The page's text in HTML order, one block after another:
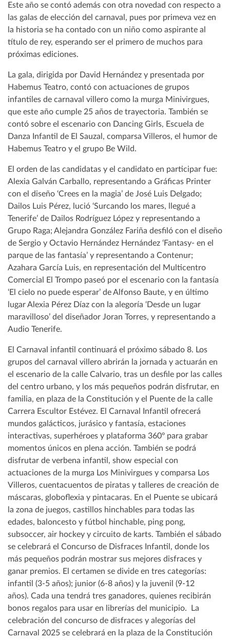
Este año se contó además con otra novedad con respecto a
las galas de elección del carnaval, pues por primeva vez en
la historia se ha contado con un niño como aspirante al
título de rey, esperando ser el primero de muchos para
próximas ediciones.
La gala, dirigida por David Hernández y presentada por
Habemus Teatro, contó con actuaciones de grupos
infantiles de carnaval villero como la murga Minivirgues,
que este año cumple 25 años de trayectoria. También se
contó sobre el escenario con Dancing Girls, Escuela de
Danza Infantil de El Sauzal, comparsa Villeros, el humor de
Habemus Teatro y el grupo Be Wild.
El orden de las candidatas y el candidato en participar fue:
Alexia Galván Carballo, representando a Gráficas Printer
con el diseño ‘Crees en la magia’ de José Luis Delgado;
Dailos Luis Pérez, lució ‘Surcando los mares, llegué a
Tenerife’ de Dailos Rodríguez López y representando a
Grupo Raga; Alejandra González Fariña desfiló con el diseño
de Sergio y Octavio Hernández Hernández ‘Fantasy- en el
parque de las fantasía’ y representando a Contenur;
Azahara García Luis, en representación del Multicentro
Comercial El Trompo paseó por el escenario con la fantasía
‘El cielo no puede esperar’ de Alfonso Baute, y en último
lugar Alexia Pérez Díaz con la alegoría ‘Desde un lugar
maravilloso’ del diseñador Joran Torres, y representando a
Audio Tenerife.
El Carnaval infantil continuará el próximo sábado 8. Los
grupos del carnaval villero abrirán la jornada y actuarán en
el escenario de la calle Calvario, tras un desfile por las calles
del centro urbano, y los más pequeños podrán disfrutar, en
familia, en plaza de la Constitución y el Puente de la calle
Carrera Escultor Estévez. El Carnaval Infantil ofrecerá
mundos galácticos, jurásico y fantasía, estaciones
interactivas, superhéroes y plataforma 360º para grabar
momentos únicos en plena acción. También se podrá
disfrutar de verbena infantil, show especial con
actuaciones de la murga Los Minivirgues y comparsa Los
Villeros, cuentacuentos de piratas y talleres de creación de
máscaras, globoflexia y pintacaras. En el Puente se ubicará
la zona de juegos, castillos hinchables para todas las
edades, baloncesto y fútbol hinchable, ping pong,
subsoccer, air hockey y circuito de karts. También el sábado
se celebrará el Concurso de Disfraces Infantil, donde los
más pequeños podrán mostrar sus mejores disfraces y
ganar premios. El certamen se divide en tres categorías:
infantil (3-5 años); junior (6-8 años) y la juvenil (9-12
años). Cada una tendrá tres ganadores, quienes recibirán
bonos regalos para usar en librerías del municipio. La
celebración del concurso de disfraces y alegorías del
Carnaval 2025 se celebrará en la plaza de la Constitución